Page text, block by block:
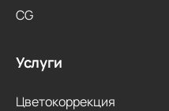
CG
Услуги
Цветокоррекция